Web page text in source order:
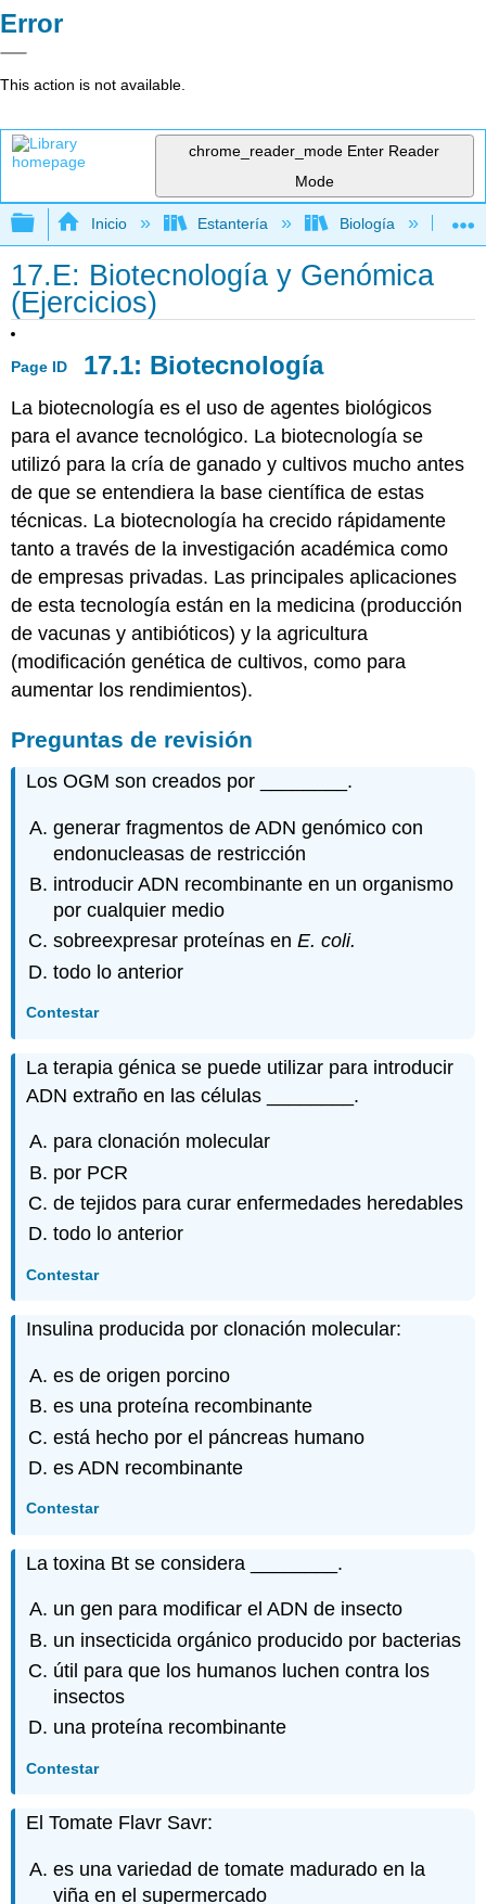
Error
This action is not available.
chrome_reader_mode Enter Reader
Mode
Expandir/contraer jerarquía global
Inicio Estantería Biología
17.E: Biotecnología y Genómica
(Ejercicios)
Page ID 17.1: Biotecnología
La biotecnología es el uso de agentes biológicos
para el avance tecnológico. La biotecnología se
utilizó para la cría de ganado y cultivos mucho antes
de que se entendiera la base científica de estas
técnicas. La biotecnología ha crecido rápidamente
tanto a través de la investigación académica como
de empresas privadas. Las principales aplicaciones
de esta tecnología están en la medicina (producción
de vacunas y antibióticos) y la agricultura
(modificación genética de cultivos, como para
aumentar los rendimientos).
Preguntas de revisión
Los OGM son creados por ________.
generar fragmentos de ADN genómico con
endonucleasas de restricción
introducir ADN recombinante en un organismo
por cualquier medio
sobreexpresar proteínas enE. coli.
todo lo anterior
Contestar
La terapia génica se puede utilizar para introducir
ADN extraño en las células ________.
para clonación molecular
por PCR
de tejidos para curar enfermedades heredables
todo lo anterior
Contestar
Insulina producida por clonación molecular:
es de origen porcino
es una proteína recombinante
está hecho por el páncreas humano
es ADN recombinante
Contestar
La toxina Bt se considera ________.
un gen para modificar el ADN de insecto
un insecticida orgánico producido por bacterias
útil para que los humanos luchen contra los
insectos
una proteína recombinante
Contestar
El Tomate Flavr Savr:
es una variedad de tomate madurado en la
viña en el supermercado